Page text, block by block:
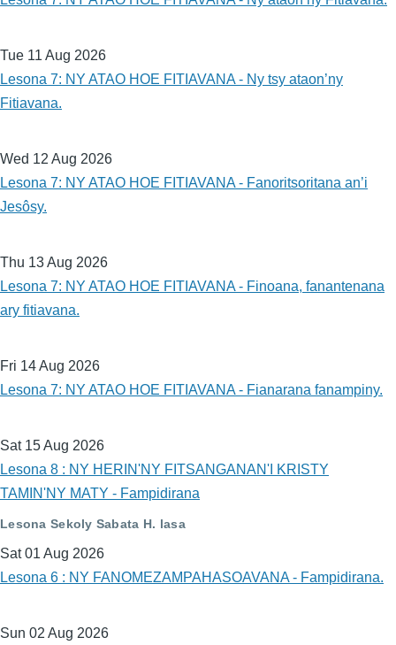
Tue 11 Aug 2026
Lesona 7: NY ATAO HOE FITIAVANA - Ny tsy ataon’ny
Fitiavana.
Wed 12 Aug 2026
Lesona 7: NY ATAO HOE FITIAVANA - Fanoritsoritana an’i
Jesôsy.
Thu 13 Aug 2026
Lesona 7: NY ATAO HOE FITIAVANA - Finoana, fanantenana
ary fitiavana.
Fri 14 Aug 2026
Lesona 7: NY ATAO HOE FITIAVANA - Fianarana fanampiny.
Sat 15 Aug 2026
Lesona 8 : NY HERIN'NY FITSANGANAN'I KRISTY
TAMIN'NY MATY - Fampidirana
Lesona Sekoly Sabata H. lasa
Sat 01 Aug 2026
Lesona 6 : NY FANOMEZAMPAHASOAVANA - Fampidirana.
Sun 02 Aug 2026